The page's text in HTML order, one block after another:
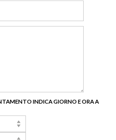
INDICA GIORNO E ORA A